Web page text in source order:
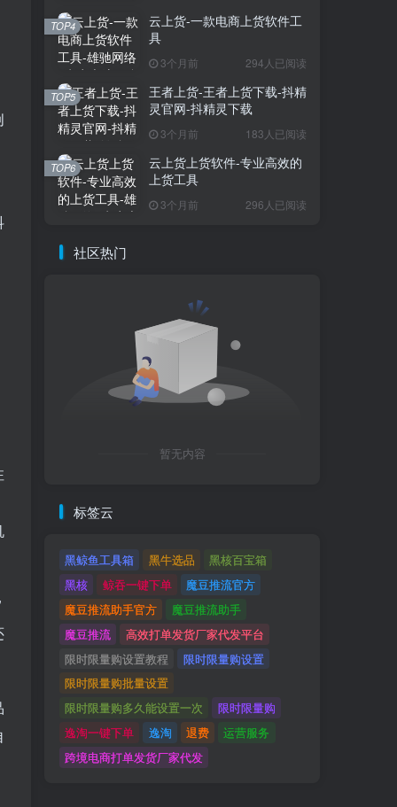
云上货-一款电商上货软件工
具
3个月前 294人已阅读
TOP4
王者上货-王者上货下载-抖精
灵官网-抖精灵下载
3个月前 183人已阅读
TOP5
云上货上货软件-专业高效的
上货工具
3个月前 296人已阅读
TOP6
社区热门
暂无内容
标签云
黑鲸鱼工具箱 黑牛选品
黑核百宝箱
黑核
鲸吞一键下单
魔豆推流官方
魔豆推流助手官方
魔豆推流助手
魔豆推流
高效打单发货厂家代发平台
限时限量购设置教程
限时限量购设置
限时限量购批量设置
限时限量购多久能设置一次
限时限量购
逸淘一键下单
逸淘 退费
运营服务
跨境电商打单发货厂家代发